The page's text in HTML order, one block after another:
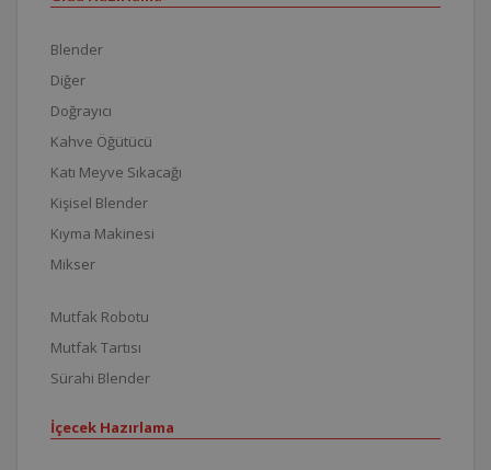
Blender
Diğer
Doğrayıcı
Kahve Öğütücü
Katı Meyve Sıkacağı
Kişisel Blender
Kıyma Makinesi
Mikser
Mutfak Robotu
Mutfak Tartısı
Sürahi Blender
İçecek Hazırlama